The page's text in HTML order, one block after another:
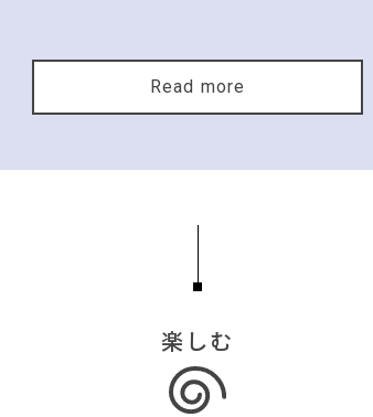
Read more
楽しむ